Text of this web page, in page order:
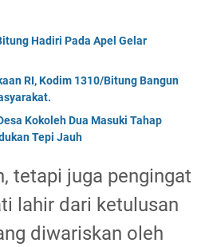
Hadiri Pada Apel Gelar
RI, Kodim 1310/Bitung Bangun
Kokoleh Dua Masuki Tahap
Tepi Jauh
tetapi juga pengingat
lahir dari ketulusan
diwariskan oleh